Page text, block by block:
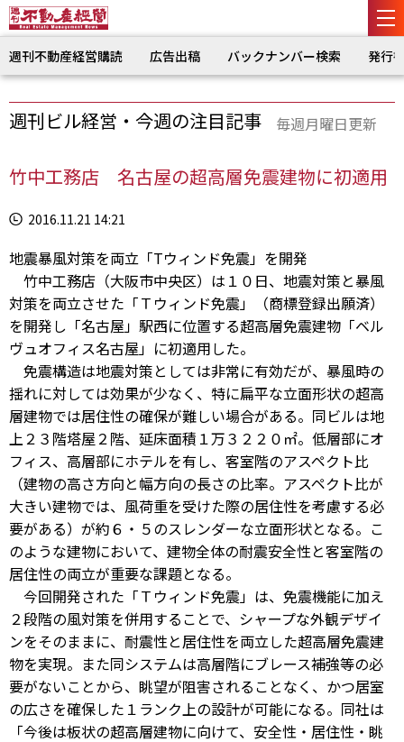
週刊不動産経営購読 広告出稿 バックナンバー検索 発行
週刊ビル経営・今週の注目記事 毎週月曜日更新
竹中工務店 名古屋の超高層免震建物に初適用
2016.11.21 14:21
地震暴風対策を両立「Tウィンド免震」を開発
竹中工務店（大阪市中央区）は１０日、地震対策と暴風
対策を両立させた「Ｔウィンド免震」（商標登録出願済）
を開発し「名古屋」駅西に位置する超高層免震建物「ベル
ヴュオフィス名古屋」に初適用した。
免震構造は地震対策としては非常に有効だが、暴風時の
揺れに対しては効果が少なく、特に扁平な立面形状の超高
層建物では居住性の確保が難しい場合がある。同ビルは地
上２３階塔屋２階、延床面積１万３２２０㎡。低層部にオ
フィス、高層部にホテルを有し、客室階のアスペクト比
（建物の高さ方向と幅方向の長さの比率。アスペクト比が
大きい建物では、風荷重を受けた際の居住性を考慮する必
要がある）が約６・５のスレンダーな立面形状となる。こ
のような建物において、建物全体の耐震安全性と客室階の
居住性の両立が重要な課題となる。
今回開発された「Ｔウィンド免震」は、免震機能に加え
２段階の風対策を併用することで、シャープな外観デザイ
ンをそのままに、耐震性と居住性を両立した超高層免震建
物を実現。また同システムは高層階にブレース補強等の必
要がないことから、眺望が阻害されることなく、かつ居室
の広さを確保した１ランク上の設計が可能になる。同社は
「今後は板状の超高層建物に向けて、安全性・居住性・眺